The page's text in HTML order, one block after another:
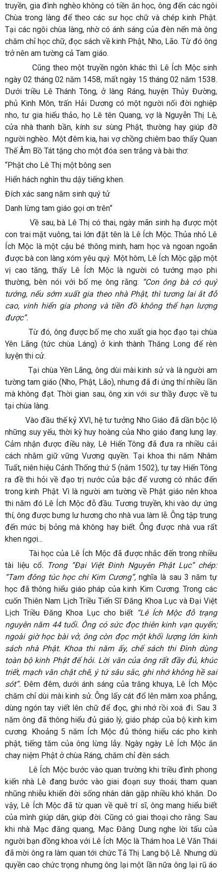
truyền, gia đình nghèo không có tiền ăn học, ông đến các ngôi
Chùa trong làng để theo các sư học chữ và chép kinh Phật.
Tại các ngôi chùa làng, nhờ có ánh sáng của đèn nến mà ông
chăm chỉ học chữ, đọc sách về kinh Phật, Nho, Lão. Từ đó ông
trở nên am tường cả Tam giáo.
Cũng theo một truyền ngôn khác thì Lê Ích Mộc sinh
ngày 02 tháng 02 năm 1458, mất ngày 15 tháng 02 năm 1538.
Dưới triều Lê Thánh Tông, ở làng Ráng, huyện Thủy Đường,
phủ Kinh Môn, trấn Hải Dương có một người nối đời nghiệp
nho, tư gia hiếu thảo, họ Lê tên Quang, vợ là Nguyễn Thị Lệ,
cửa nhà thanh bần, kính sư sùng Phật, thường hay giúp đỡ
người nghèo. Một đêm kia, hai vợ chồng chiêm bao thấy Quan
Thế Âm Bồ Tát tặng cho một đóa sen trắng và bài thơ:
“Phật cho Lê Thị một bông sen
Hiển hách nghìn thu dậy tiếng khen.
Đích xác sang năm sinh quý tử
Danh lừng tam giáo gọi ơn trên”
Về sau, bà Lê Thị có thai, ngày mãn sinh hạ được một
con trai mặt vuông, tai lớn đặt tên là Lê Ích Mộc. Thủa nhỏ Lê
Ích Mộc là một cậu bé thông minh, ham học và ngoan ngoãn
được bà con làng xóm yêu quý. Một hôm, Lê Ích Mộc gặp một
vị cao tăng, thấy Lê Ích Mộc là người có tướng mạo phi
thường, bèn nói với bố mẹ ông rằng: “Con ông bà có quý
tướng, nếu sớm xuất gia theo nhà Phật, thì tương lai ắt đỗ
cao, vinh hiển gia phong và tiền đồ không thể hạn lượng
được”.
Từ đó, ông được bố mẹ cho xuất gia học đạo tại chùa
Yên Lãng (tức chùa Láng) ở kinh thành Thăng Long để rèn
luyện thi cử.
Tại chùa Yên Lãng, ông dùi mài kinh sử và là người am
tường tam giáo (Nho, Phật, Lão), nhưng đã đi ứng thí nhiều lần
mà không đạt. Thời gian sau, ông xin với sư thầy được về tu
tại chùa làng.
Vào đầu thế kỷ XVI, hệ tư tưởng Nho Giáo đã dần bộc lộ
những suy yếu, thời kỳ huy hoàng của Nho giáo đang lung lay.
Cảm nhận được điều này, Lê Hiến Tông đã đưa ra nhiều cải
cách nhằm giữ vững Vương quyền. Tại khoa thi năm Nhâm
Tuất, niên hiệu Cảnh Thống thứ 5 (năm 1502), tự tay Hiến Tông
ra đề thi hỏi về đạo trị nước của bậc đế vương có nhắc đến
trong kinh Phật. Vì là người am tường về Phật giáo nên khoa
thi năm đó Lê Ích Mộc đỗ đầu. Tương truyền, khi vào dự ứng
thí, ông được bưng lư hương cho nhà vua làm lễ. Ông tập trung
đến mức bị bỏng mà không hay biết. Ông được nhà vua rất
khen ngợi...
Tài học của Lê Ích Mộc đã được nhắc đến trong nhiều
tài liệu cổ. Trong “Đại Việt Đinh Nguyên Phật Lục” chép:
“Tam đông túc học chi Kim Cương”, nghĩa là sau 3 năm tự
học đã thông hiểu giáo pháp của kinh Kim Cương. Trong các
cuốn Thiên Nam Lịch Triều Tiến Sĩ Đăng Khoa Lục và Đại Việt
Lịch Triều Đăng Khoa Lục cho biết“Lê Ích Mộc đỗ trạng
nguyên năm 44 tuổi. Ông có sức đọc thiên kinh vạn quyển;
ngoài giờ học bài vở, ông còn đọc một khối lượng lớn kinh
sách nhà Phật. Khoa thi năm ấy, chế sách thi Đình dùng
toàn bộ kinh Phật để hỏi. Lời văn của ông rất đầy đủ, khúc
triết, mạch văn chặt chẽ, ý tứ sâu sắc, ghi nhớ không hề sai
sót”. Đêm đêm, dưới ánh sáng của trăng khuya, Lê Ích Mộc
chăm chỉ dùi mài kinh sử. Ông lấy cát đổ lên mâm xoa phẳng,
dùng ngón tay viết lên chữ để đọc, ghi nhớ rồi xoá đi. Sau 3
năm ông đã thông hiểu đủ giáo lý, giáo pháp của bộ kinh kim
cương. Khoảng 5 năm Ích Mộc đủ thông hiểu các pho kinh
phật, tiếng tăm của ông lừng lẫy. Ngày ngày Lê Ích Mộc ăn
chay niệm Phật ở chùa Ráng, chăm chỉ đèn sách.
Lê Ích Mộc bước vào quan trường khi triều đình phong
kiến nhà Lê đang bước vào giai đoạn suy thoái; tham quan
nhũng nhiễu khiến đời sống nhân dân gặp nhiều khó khăn. Do
vậy, Lê Ích Mộc đã từ quan về quê trí sĩ, ông mang hiểu biết
của mình giúp dân, giúp đời. Cũng có giai thoại cho rằng: Sau
khi nhà Mạc đăng quang, Mạc Đăng Dung nghe lời tấu của
người bạn đồng khoa với Lê Ích Mộc là Thám hoa Lê Văn Thái
đã mời ông ra làm quan tới chức Tả Thị Lang bộ Lễ. Nhưng dù
quyền cao chức trọng nhưng ông lại một lần nữa ông lại rũ áo